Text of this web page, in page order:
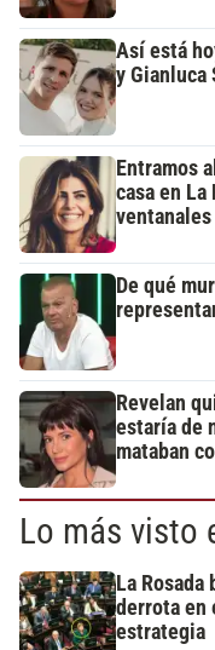
Así está
y Gianluca
Entramos
casa en
De qué
Revelan
estaría de
mataban
Lo más visto
La
derrota en
estrategia